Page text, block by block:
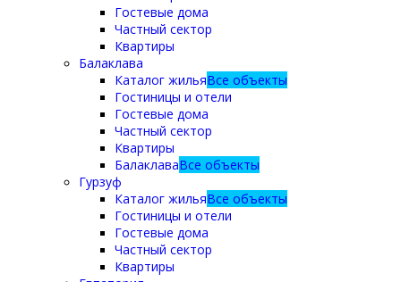
Гостевые дома
Частный сектор
Квартиры
Балаклава
Каталог жильяВсе объекты
Гостиницы и отели
Гостевые дома
Частный сектор
Квартиры
БалаклаваВсе объекты
Гурзуф
Каталог жильяВсе объекты
Гостиницы и отели
Гостевые дома
Частный сектор
Квартиры